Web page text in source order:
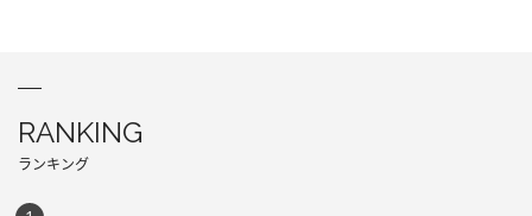
RANKING
ランキング